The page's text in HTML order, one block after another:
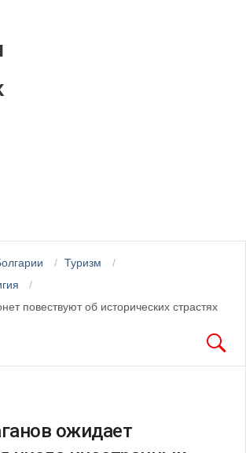
Туризм
повествуют об исторических страстях
ожидает